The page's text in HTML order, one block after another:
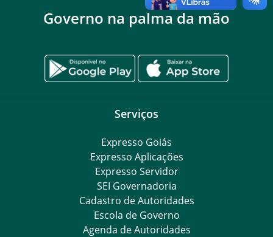
Governo na palma da mão
Serviços
Expresso Goiás
Expresso Aplicações
Expresso Servidor
SEI Governadoria
Cadastro de Autoridades
Escola de Governo
Agenda de Autoridades